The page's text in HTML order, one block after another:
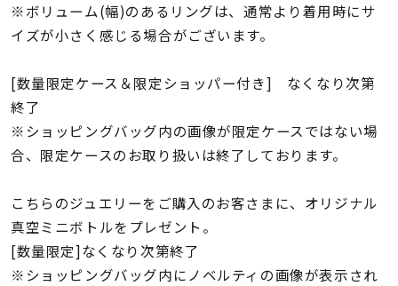
※ボリューム(幅)のあるリングは、通常より着用時にサ
イズが小さく感じる場合がございます。
[数量限定ケース＆限定ショッパー付き] なくなり次第
終了
※ショッピングバッグ内の画像が限定ケースではない場
合、限定ケースのお取り扱いは終了しております。
こちらのジュエリーをご購入のお客さまに、オリジナル
真空ミニボトルをプレゼント。
[数量限定]なくなり次第終了
※ショッピングバッグ内にノベルティの画像が表示され